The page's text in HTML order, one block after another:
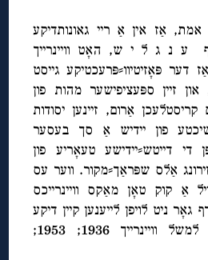
אַז אין אַ ריי גאונותדיקע
ע נ ג ל י ש, האָט וויינרייך
דער פּאָזיטיוו⸗פּרעכטיקע גייסט
און זיין ספּעציפישער מהות פון
אַרום, זיינען יסודות
פון יידיש אַ סך בעסער
די דייטש⸗יידישע טעאָריע פון
אַלס שפּראַך⸗מקור. ווער עס
אַ קוק טאָן מאַקס וויינרייכס
גאָר ניט לויפן לייענען קיין דיקע
בענד פילאָלאָגיע (זע למשל וויינרייך 1936; 1953;